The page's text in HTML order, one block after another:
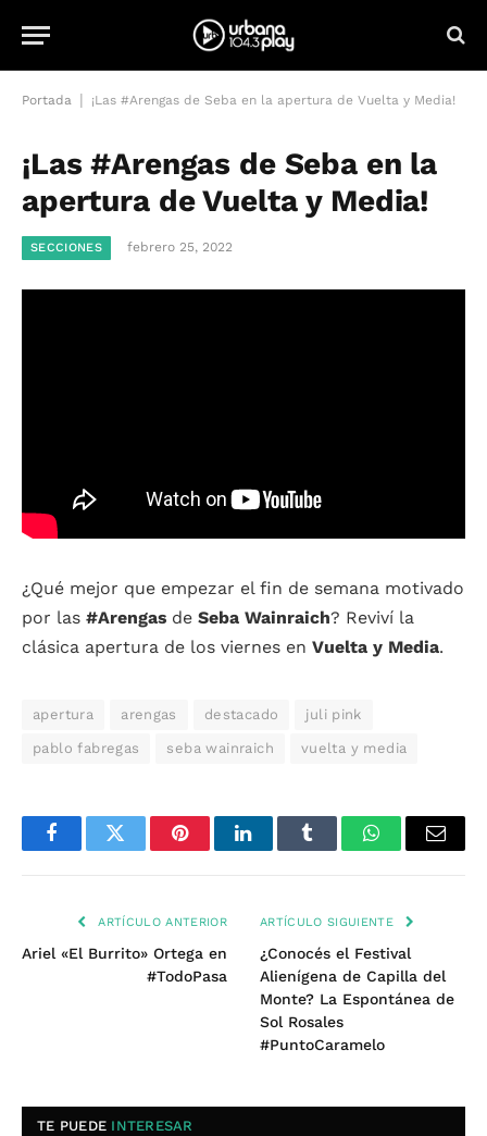
Portada ¡Las #Arengas de Seba en la apertura de Vuelta y Media!
¡Las #Arengas de Seba en la
apertura de Vuelta y Media!
SECCIONES febrero 25, 2022
¿Qué mejor que empezar el fin de semana motivado
por las #Arengas de Seba Wainraich? Reviví la
clásica apertura de los viernes en Vuelta y Media.
apertura arengas destacado juli pink
pablo fabregas seba wainraich vuelta y media
FacebookTwitter PinterestLinkedInTumblr WhatsAppEmail
ARTÍCULO ANTERIOR
Ariel «El Burrito» Ortega en
#TodoPasa
ARTÍCULO SIGUIENTE
¿Conocés el Festival
Alienígena de Capilla del
Monte? La Espontánea de
Sol Rosales
#PuntoCaramelo
TE PUEDE INTERESAR